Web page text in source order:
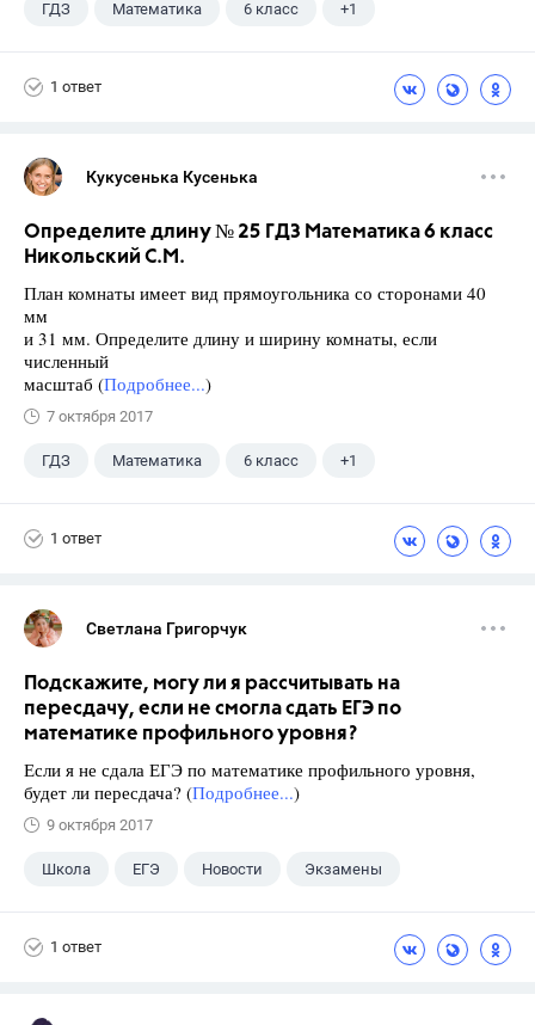
ГДЗ Математика 6 класс +1
1 ответ
Кукусенька Кусенька
Определите длину № 25 ГДЗ Математика 6 класс
Никольский С.М.
План комнаты имеет вид прямоугольника со сторонами 40
мм
и 31 мм. Определите длину и ширину комнаты, если
численный
масштаб (Подробнее...)
7 октября 2017
ГДЗ Математика 6 класс +1
1 ответ
Светлана Григорчук
Подскажите, могу ли я рассчитывать на
пересдачу, если не смогла сдать ЕГЭ по
математике профильного уровня?
Если я не сдала ЕГЭ по математике профильного уровня,
будет ли пересдача? (Подробнее...)
9 октября 2017
Школа ЕГЭ Новости Экзамены
1 ответ